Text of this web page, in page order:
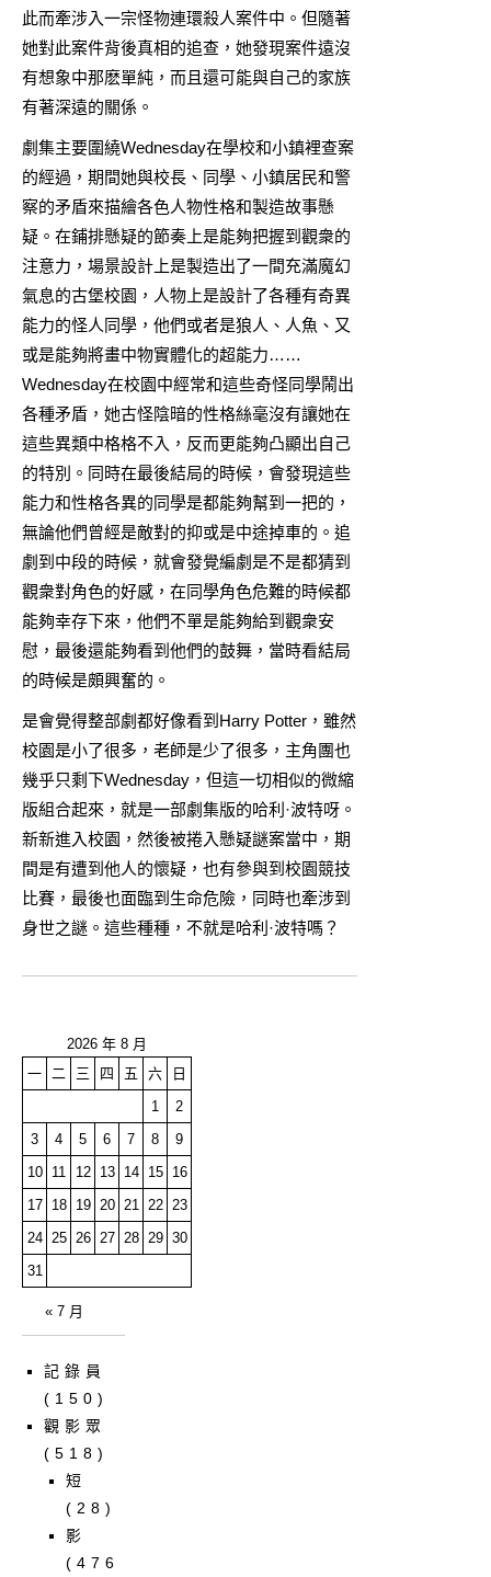
此而牽涉入一宗怪物連環殺人案件中。但隨著
她對此案件背後真相的追查，她發現案件遠沒
有想象中那麽單純，而且還可能與自己的家族
有著深遠的關係。
劇集主要圍繞Wednesday在學校和小鎮裡查案
的經過，期間她與校長、同學、小鎮居民和警
察的矛盾來描繪各色人物性格和製造故事懸
疑。在鋪排懸疑的節奏上是能夠把握到觀衆的
注意力，場景設計上是製造出了一間充滿魔幻
氣息的古堡校園，人物上是設計了各種有奇異
能力的怪人同學，他們或者是狼人、人魚、又
或是能夠將畫中物實體化的超能力……
Wednesday在校園中經常和這些奇怪同學鬧出
各種矛盾，她古怪陰暗的性格絲毫沒有讓她在
這些異類中格格不入，反而更能夠凸顯出自己
的特別。同時在最後結局的時候，會發現這些
能力和性格各異的同學是都能夠幫到一把的，
無論他們曾經是敵對的抑或是中途掉車的。追
劇到中段的時候，就會發覺編劇是不是都猜到
觀衆對角色的好感，在同學角色危難的時候都
能夠幸存下來，他們不單是能夠給到觀衆安
慰，最後還能夠看到他們的鼓舞，當時看結局
的時候是頗興奮的。
是會覺得整部劇都好像看到Harry Potter，雖然
校園是小了很多，老師是少了很多，主角團也
幾乎只剩下Wednesday，但這一切相似的微縮
版組合起來，就是一部劇集版的哈利·波特呀。
新新進入校園，然後被捲入懸疑謎案當中，期
間是有遭到他人的懷疑，也有參與到校園競技
比賽，最後也面臨到生命危險，同時也牽涉到
身世之謎。這些種種，不就是哈利·波特嗎？
2026 年 8 月
一 二 三 四 五 六
日
1
2
3
4 5 6 7 8
9
10
11 12 13 14 15
16
17
18 19 20 21 22 23
24 25 26 27 28 29 30
31
« 7 月
記錄員
(150)
觀影眾
(518)
短
(28)
影
(476